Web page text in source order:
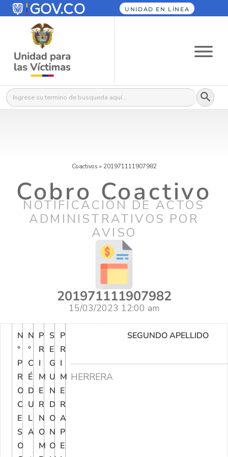
UNIDAD EN LÍNEA
Buscar: Botón
Coactivos » 201971111907982
Cobro Coactivo
NOTIFICACIÓN DE ACTOS
ADMINISTRATIVOS POR
AVISO
201971111907982
15/03/2023 12:00 am
N
°
P
R
O
C
E
S
O
N
°
C
É
D
U
L
A
P
R
I
M
E
R
N
O
M
S
E
G
U
N
D
O
N
O
P
R
I
M
E
R
A
P
E
SEGUNDO APELLIDO
HERRERA